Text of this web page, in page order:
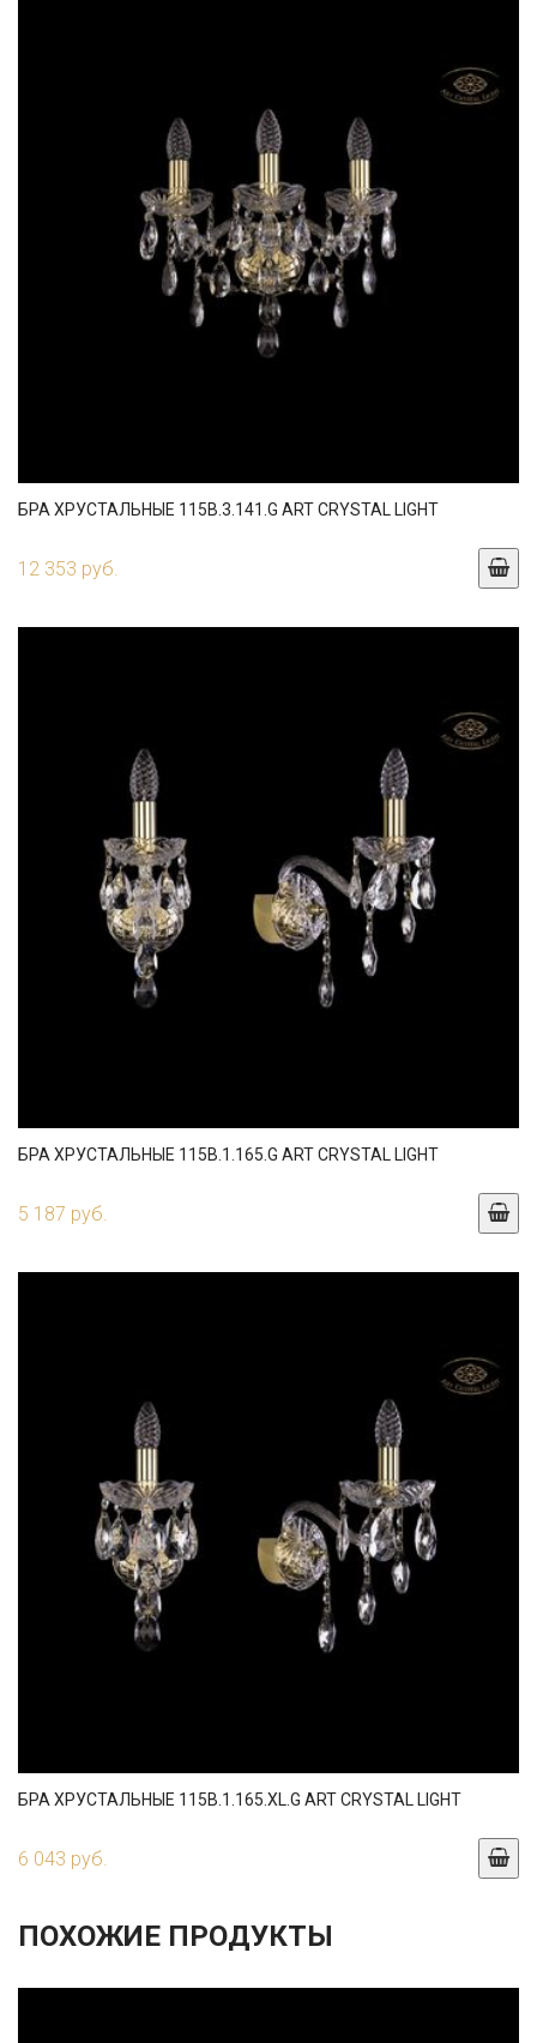
БРА ХРУСТАЛЬНЫЕ 115B.3.141.G ART CRYSTAL LIGHT
12 353 руб.
БРА ХРУСТАЛЬНЫЕ 115B.1.165.G ART CRYSTAL LIGHT
5 187 руб.
БРА ХРУСТАЛЬНЫЕ 115B.1.165.XL.G ART CRYSTAL LIGHT
6 043 руб.
ПОХОЖИЕ ПРОДУКТЫ